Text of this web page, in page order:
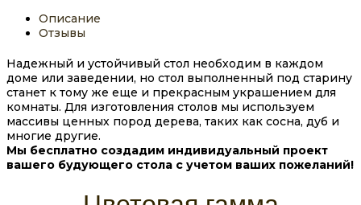
Описание
Отзывы
Надежный и устойчивый стол необходим в каждом
доме или заведении, но стол выполненный под старину
станет к тому же еще и прекрасным украшением для
комнаты. Для изготовления столов мы используем
массивы ценных пород дерева, таких как сосна, дуб и
многие другие.
Мы бесплатно создадим индивидуальный проект
вашего будующего стола с учетом ваших пожеланий!